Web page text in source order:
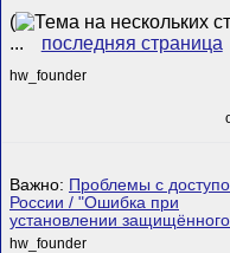
(
...
последняя страница
hw_founder
Важно: Проблемы с
России / "Ошибка при
установлении
hw_founder